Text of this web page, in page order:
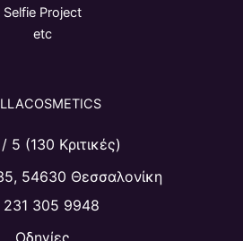
Selfie Project
etc
/ 5 (130 Κριτικές)
54630 Θεσσαλονίκη
231 305 9948